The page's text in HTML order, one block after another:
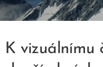
K vizuálnímu